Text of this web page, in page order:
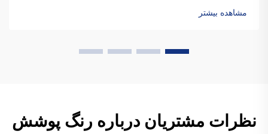
محافظتی پوشش پودری از ترکیب ویژه پلیمرهای ترموست آن
ناشی می‌شود. روش‌های سنتی...
مشاهده بیشتر
نظرات مشتریان درباره رنگ پوشش